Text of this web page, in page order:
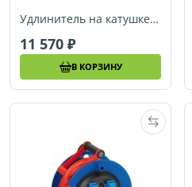
Удлинитель на катушке 40 м Brennenstuhl Super-Solid (1308900)
11 570
В КОРЗИНУ